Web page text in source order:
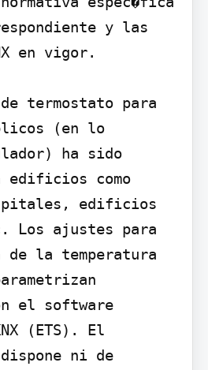
y las
en vigor.
termostato para
(en lo
ha sido
edificios como
edificios
Los ajustes para
la temperatura
el software
(ETS). El
ni de